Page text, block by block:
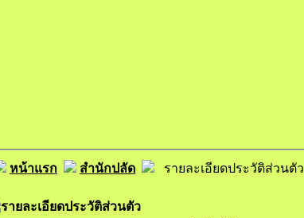
หน้าแรก สำนักปลัด รายละเอียดประวัติส่วนตัว
รายละเอียดประวัติส่วนตัว